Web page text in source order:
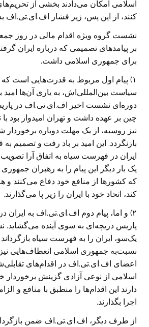
اسلامی امکان می‌دادند بخشی از
کنند، از این پس، زیر فشار اف.‌ای.‌تی.‌اف
بر پیامد‌های تصمیمی که درباره ایران
برای جمهوری اسلامی داشت.
۱) پیام اول مربوط به قدرت‌هایی است
سیاست بین‌المللی‌اش، به یاری آن‌ها
دوره‌ای نشست اخیر اف.ای.تی.اف در
چین بر عهده داشت و تهران امیدوار بود
نیز روسیه، از یک مهلت دوباره
بازنگردد. این امید بر باد رفت و تصمیم به
ایران در فهرست سیاه به اتفاق آرا
یک بار دیگر این پیام را به رهبران
که کشورها از منافع خود دفاع می‌کنند و
کند، اتحاد خود با ایران را زیر پا می‌گذارند.
۲) و اما، پیام دوم اف.ای.تی.اف به ایران
یک‌سو، ایران را به فهرست سیاه
نسبت‌به جمهوری اسلامی انعطاف‌هایی نیز
اعضای اف.ای.تی.اف در اقدام‌های
اسلامی از نوعی آزادی گزینش برخوردار
دارند این اقدام‌ها را منطبق با منافع و
اجرا بگذارند.
از طرف دیگر، اف.ای.تی.اف ضمن